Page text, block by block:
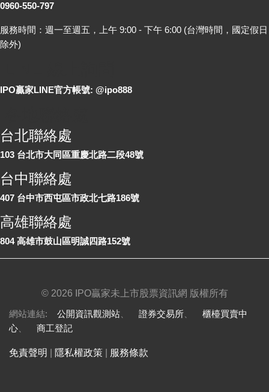
0960-550-797
服務時間：週一至週五，上午 9:00 - 下午 6:00 (台灣時間，國定假日
除外)
IPO贏家LINE官方帳號: @ipo888
台北聯絡處
103 台北市大同區重慶北路二段48號
台中聯絡處
407 台中市西屯區市政北七路186號
高雄聯絡處
804 高雄市鼓山區明誠四路152號
© 2026 IPO贏家未上市股票資訊網 版權所有
網站連結: 公開資訊觀測站 證券交易所
櫃檯買賣中
心
商工登記
免責聲明 隱私權政策 服務條款